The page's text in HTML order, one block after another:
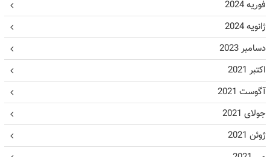
فوریه 2024
ژانویه 2024
دسامبر 2023
اکتبر 2021
آگوست 2021
جولای 2021
ژوئن 2021